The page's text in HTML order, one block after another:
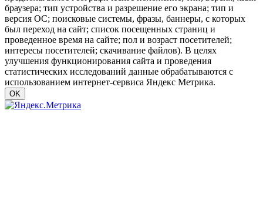
браузера; тип устройства и разрешение его экрана; тип и
версия ОС; поисковые системы, фразы, баннеры, с которых
был переход на сайт; список посещенных страниц и
проведенное время на сайте; пол и возраст посетителей;
интересы посетителей; скачивание файлов). В целях
улучшения функционирования сайта и проведения
статистических исследований данные обрабатываются с
использованием интернет-сервиса Яндекс Метрика.
OK